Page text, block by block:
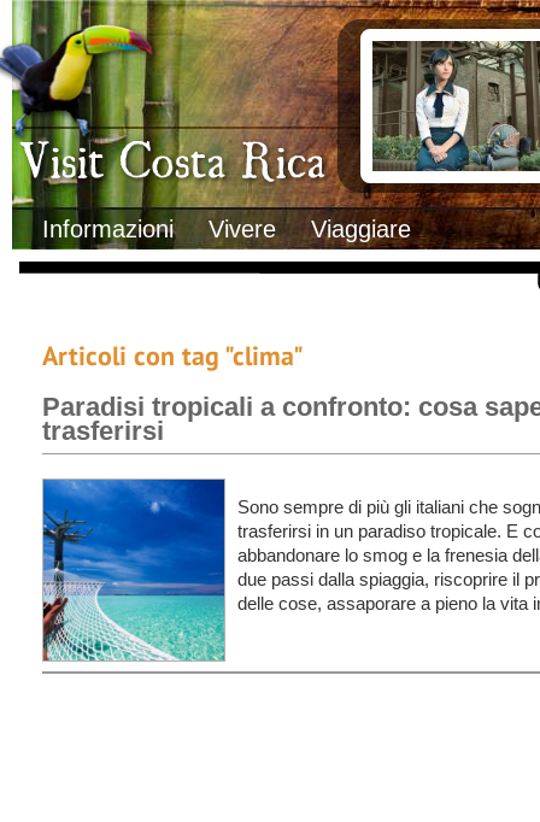
Visit Costa Rica
Informazioni Vivere Viaggiare
Clima
Geografia
Informazioni Geografiche
Letteratura e cultura
Gastronomia
Lo sapevi che
Musica
Natura
Storia
Trasporti Interni
Documenti
Italiani in Costa
L’ambasciata
Opportunità
Articoli con tag "clima"
Paradisi tropicali a confronto: cosa
trasferirsi
Sono sempre di più gli italiani che
trasferirsi in un paradiso tropicale. E
abbandonare lo smog e la frenesia
due passi dalla spiaggia, riscoprire il
delle cose, assaporare a pieno la vita